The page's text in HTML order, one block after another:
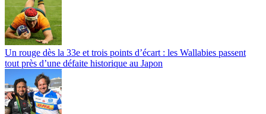
Un rouge dès la 33e et trois points d’écart : les Wallabies passent
tout près d’une défaite historique au Japon